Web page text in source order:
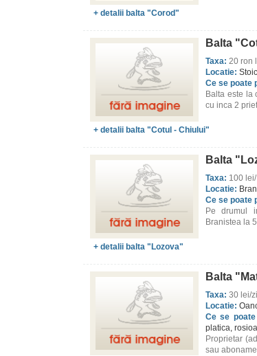
+ detalii balta "Corod"
Balta
Taxa: 20 ron
Locatie:
Ce se poate
Balta este la
cu inca 2
+ detalii balta "Cotul - Chiului"
Balta
Taxa: 100
Locatie:
Ce se poate
Pe drumul
Branistea la
+ detalii balta "Lozova"
Balta
Taxa: 30 lei/
Locatie:
Ce se
platica,
Proprietar
sau